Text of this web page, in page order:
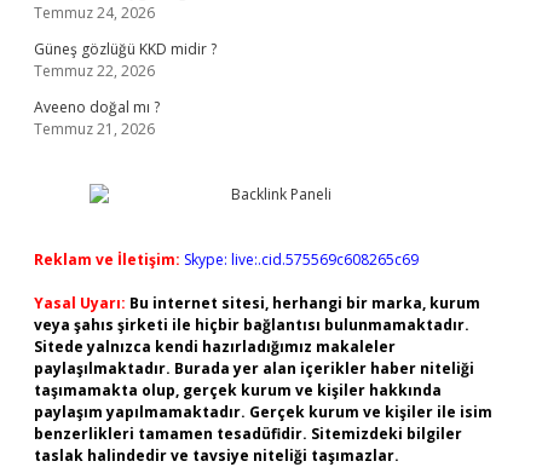
Temmuz 24, 2026
Güneş gözlüğü KKD midir ?
Temmuz 22, 2026
Aveeno doğal mı ?
Temmuz 21, 2026
Reklam ve İletişim: Skype: live:.cid.575569c608265c69
Yasal Uyarı: Bu internet sitesi, herhangi bir marka, kurum
veya şahıs şirketi ile hiçbir bağlantısı bulunmamaktadır.
Sitede yalnızca kendi hazırladığımız makaleler
paylaşılmaktadır. Burada yer alan içerikler haber niteliği
taşımamakta olup, gerçek kurum ve kişiler hakkında
paylaşım yapılmamaktadır. Gerçek kurum ve kişiler ile isim
benzerlikleri tamamen tesadüfidir. Sitemizdeki bilgiler
taslak halindedir ve tavsiye niteliği taşımazlar.